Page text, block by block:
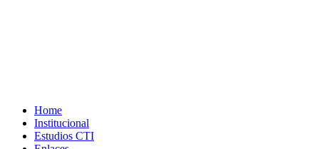
Home
Institucional
Estudios CTI